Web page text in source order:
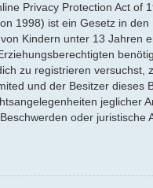
Privacy Protection Act of
1998) ist ein Gesetz in
Kindern unter 13 Jahren
zu registrieren versuchst,
und der Besitzer dieses
jeglicher
oder juristische